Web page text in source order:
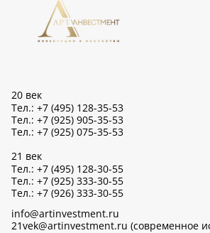
20 век
Тел.: +7 (495) 128-35-53
Тел.: +7 (925) 905-35-53
Тел.: +7 (925) 075-35-53
21 век
Тел.: +7 (495) 128-30-55
Тел.: +7 (925) 333-30-55
Тел.: +7 (926) 333-30-55
info@artinvestment.ru
21vek@artinvestment.ru (современное